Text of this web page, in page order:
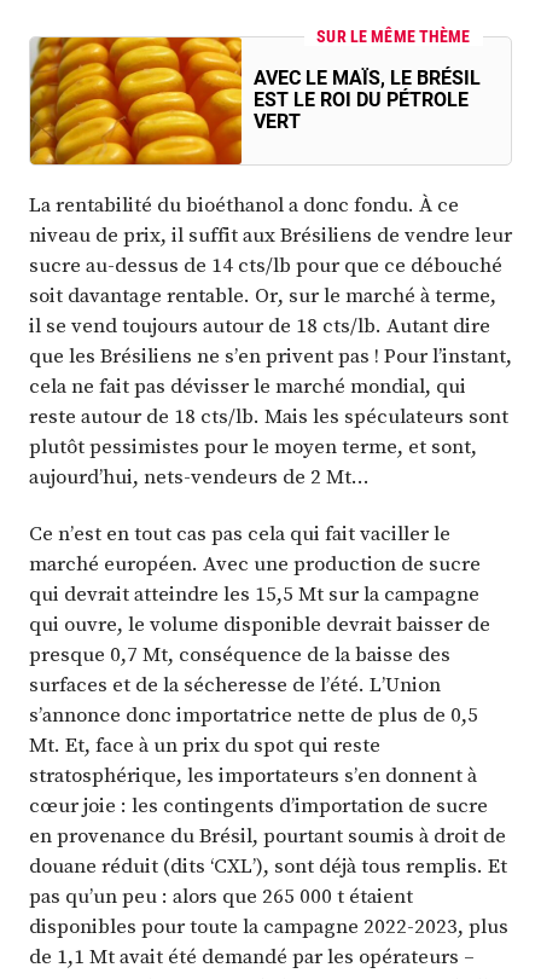
SUR LE MÊME THÈME
AVEC LE MAÏS, LE BRÉSIL
EST LE ROI DU PÉTROLE
VERT
La rentabilité du bioéthanol a donc fondu. À ce
niveau de prix, il suffit aux Brésiliens de vendre leur
sucre au-dessus de 14 cts/lb pour que ce débouché
soit davantage rentable. Or, sur le marché à terme,
il se vend toujours autour de 18 cts/lb. Autant dire
que les Brésiliens ne s’en privent pas ! Pour l’instant,
cela ne fait pas dévisser le marché mondial, qui
reste autour de 18 cts/lb. Mais les spéculateurs sont
plutôt pessimistes pour le moyen terme, et sont,
aujourd’hui, nets-vendeurs de 2 Mt…
Ce n’est en tout cas pas cela qui fait vaciller le
marché européen. Avec une production de sucre
qui devrait atteindre les 15,5 Mt sur la campagne
qui ouvre, le volume disponible devrait baisser de
presque 0,7 Mt, conséquence de la baisse des
surfaces et de la sécheresse de l’été. L’Union
s’annonce donc importatrice nette de plus de 0,5
Mt. Et, face à un prix du spot qui reste
stratosphérique, les importateurs s’en donnent à
cœur joie : les contingents d’importation de sucre
en provenance du Brésil, pourtant soumis à droit de
douane réduit (dits ‘CXL’), sont déjà tous remplis. Et
pas qu’un peu : alors que 265 000 t étaient
disponibles pour toute la campagne 2022-2023, plus
de 1,1 Mt avait été demandé par les opérateurs –